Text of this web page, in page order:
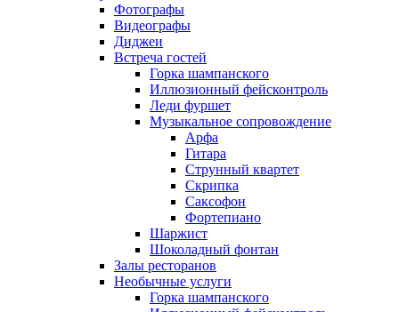
Фотографы
Видеографы
Диджеи
Встреча гостей
Горка шампанского
Иллюзионный фейсконтроль
Леди фуршет
Музыкальное сопровождение
Арфа
Гитара
Струнный квартет
Скрипка
Саксофон
Фортепиано
Шаржист
Шоколадный фонтан
Залы ресторанов
Необычные услуги
Горка шампанского